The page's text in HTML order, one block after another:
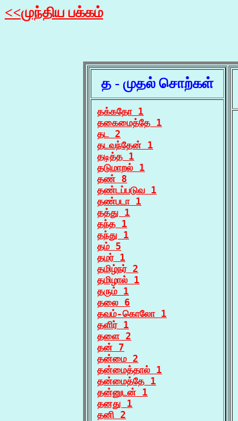
<<முந்திய பக்கம்
த - முதல் சொற்கள்
தக்கதோ 1
தகைமைத்தே 1
தட 2
தடவந்தேன் 1
தடித்த 1
தடுமாறல் 1
தண் 8
தண்டப்படுவ 1
தண்படா 1
தத்து 1
தந்த 1
தந்து 1
தம் 5
தமர் 1
தமிழ்நர் 2
தமிழால் 1
தரும் 1
தலை 6
தவம்-கொலோ 1
தளிர் 1
தளை 2
தன் 7
தன்மை 2
தன்மைத்தால் 1
தன்மைத்தே 1
தன்னுடன் 1
தனது 1
தனி 2